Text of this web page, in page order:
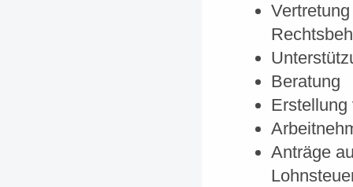
Beratung
Erstellung
Anträge